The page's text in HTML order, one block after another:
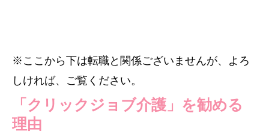
※ここから下は転職と関係ございませんが、よろ
しければ、ご覧ください。
「クリックジョブ介護」を勧める
理由